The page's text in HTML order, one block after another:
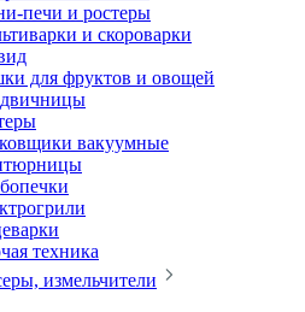
печи и ростеры
и скороварки
для фруктов и овощей
вакуумные
техника
измельчители